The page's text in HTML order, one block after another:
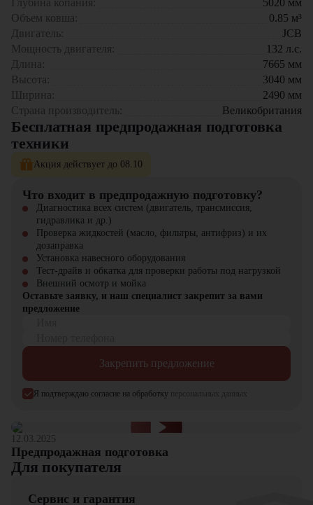
Комфорт
создает комфортные условия
Экономичность
питания снижает расход
эксплуатационные затраты
Данная модель оптимальна для коммунального хозяйства,
строительства в городской черте, прокладки коммуникаций, работ
задач.
Выбор в пользу JCB JS145W
и эффективности. Машина идеально подходит для работы в
условиях плотной городской застройки, где важны быстрое
перемещение между объектами и минимальное воздействие на
дорожное покрытие.
Экскаватор JCB JS145Wможно приобрести в компании "
Мы являемся официальным дилером и предлагаем новые модели
техники, навесного оборудования и запчастей.
Глубина копания:
5020 мм
Объем ковша:
0.85 м³
Двигатель:
JCB
Мощность двигателя:
132 л.с.
Длина:
7665 мм
Высота:
3040 мм
Ширина:
2490 мм
Страна производитель:
Великобритания
Бесплатная предпродажная подготовка
техники
Акция действует до 08.10
Что входит в предпродажную подготовку?
Диагностика всех систем (двигатель, трансмиссия,
гидравлика и др.)
Проверка жидкостей (масло, фильтры, антифриз) и их
дозаправка
Установка навесного оборудования
Тест-драйв и обкатка для проверки работы под нагрузкой
Внешний осмотр и мойка
Оставьте заявку, и наш специалист закрепит за вами
предложение
Закрепить предложение
Я подтверждаю согласие на обработку персональных данных
12.03.2025
Предпродажная подготовка
Для покупателя
Сервис и гарантия